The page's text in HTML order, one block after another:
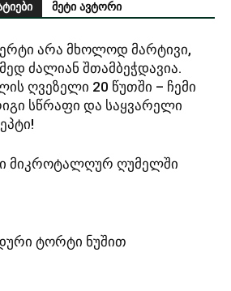
მეტი ავტორი
არა მხოლოდ მარტივი,
ძალიან შთამბეჭდავია.
ღვეზელი 20 წუთში – ჩემი
სწრაფი და საყვარელი
მიკროტალღურ ღუმელში
ტორტი ნუშით